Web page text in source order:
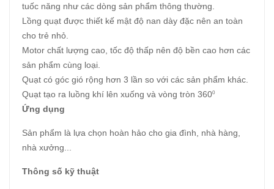
tuốc năng như các dòng sản phẩm thông thường.
Lồng quạt được thiết kế mật độ nan dày đặc nên an toàn
cho trẻ nhỏ.
Motor chất lượng cao, tốc độ thấp nên độ bền cao hơn các
sản phẩm cùng loại.
Quạt có góc gió rộng hơn 3 lần so với các sản phẩm khác.
Quạt tạo ra luồng khí lên xuống và vòng tròn 3600
Ứng dụng
Sản phẩm là lựa chọn hoàn hảo cho gia đình, nhà hàng,
nhà xưởng...
Thông số kỹ thuật